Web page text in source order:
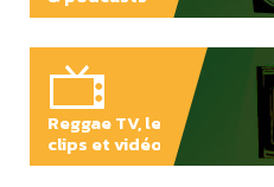
Reggae TV, les
clips et vidéos